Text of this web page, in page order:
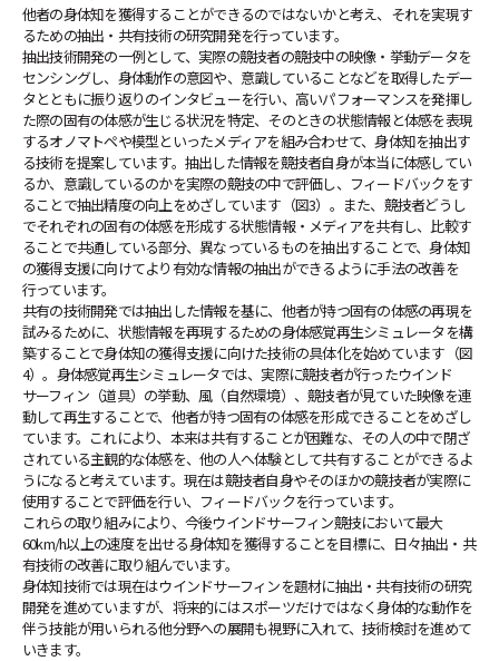
他者の身体知を獲得することができるのではないかと考え、それを実現す
るための抽出・共有技術の研究開発を行っています。
抽出技術開発の一例として、実際の競技者の競技中の映像・挙動データを
センシングし、身体動作の意図や、意識していることなどを取得したデー
タとともに振り返りのインタビューを行い、高いパフォーマンスを発揮し
た際の固有の体感が生じる状況を特定、そのときの状態情報と体感を表現
するオノマトペや模型といったメディアを組み合わせて、身体知を抽出す
る技術を提案しています。抽出した情報を競技者自身が本当に体感してい
るか、意識しているのかを実際の競技の中で評価し、フィードバックをす
ることで抽出精度の向上をめざしています（図3）。また、競技者どうし
でそれぞれの固有の体感を形成する状態情報・メディアを共有し、比較す
ることで共通している部分、異なっているものを抽出することで、身体知
の獲得支援に向けてより有効な情報の抽出ができるように手法の改善を
行っています。
共有の技術開発では抽出した情報を基に、他者が持つ固有の体感の再現を
試みるために、状態情報を再現するための身体感覚再生シミュレータを構
築することで身体知の獲得支援に向けた技術の具体化を始めています（図
4）。身体感覚再生シミュレータでは、実際に競技者が行ったウインド
サーフィン（道具）の挙動、風（自然環境）、競技者が見ていた映像を連
動して再生することで、他者が持つ固有の体感を形成できることをめざし
ています。これにより、本来は共有することが困難な、その人の中で閉ざ
されている主観的な体感を、他の人へ体験として共有することができるよ
うになると考えています。現在は競技者自身やそのほかの競技者が実際に
使用することで評価を行い、フィードバックを行っています。
これらの取り組みにより、今後ウインドサーフィン競技において最大
60km/h以上の速度を出せる身体知を獲得することを目標に、日々抽出・共
有技術の改善に取り組んでいます。
身体知技術では現在はウインドサーフィンを題材に抽出・共有技術の研究
開発を進めていますが、将来的にはスポーツだけではなく身体的な動作を
伴う技能が用いられる他分野への展開も視野に入れて、技術検討を進めて
いきます。